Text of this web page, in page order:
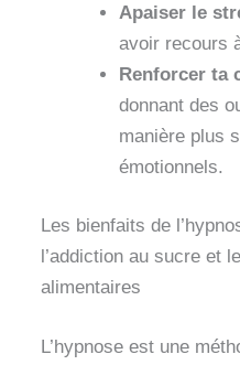
Apaiser le
avoir recours
Renforcer ta
donnant des
manière plus
émotionnels.
Les bienfaits de
l’addiction au sucre et
alimentaires
L’hypnose est une